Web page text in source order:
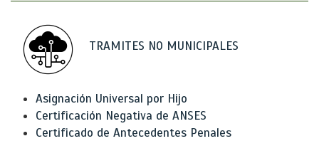
TRAMITES NO MUNICIPALES
Asignación Universal por Hijo
Certificación Negativa de ANSES
Certificado de Antecedentes Penales